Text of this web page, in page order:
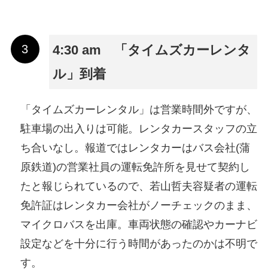
4:30 am 「タイムズカーレンタ
ル」到着
「タイムズカーレンタル」は営業時間外ですが、
駐車場の出入りは可能。レンタカースタッフの立
ち合いなし。報道ではレンタカーはバス会社(蒲
原鉄道)の営業社員の運転免許所を見せて契約し
たと報じられているので、若山哲夫容疑者の運転
免許証はレンタカー会社がノーチェックのまま、
マイクロバスを出庫。車両状態の確認やカーナビ
設定などを十分に行う時間があったのかは不明で
す。